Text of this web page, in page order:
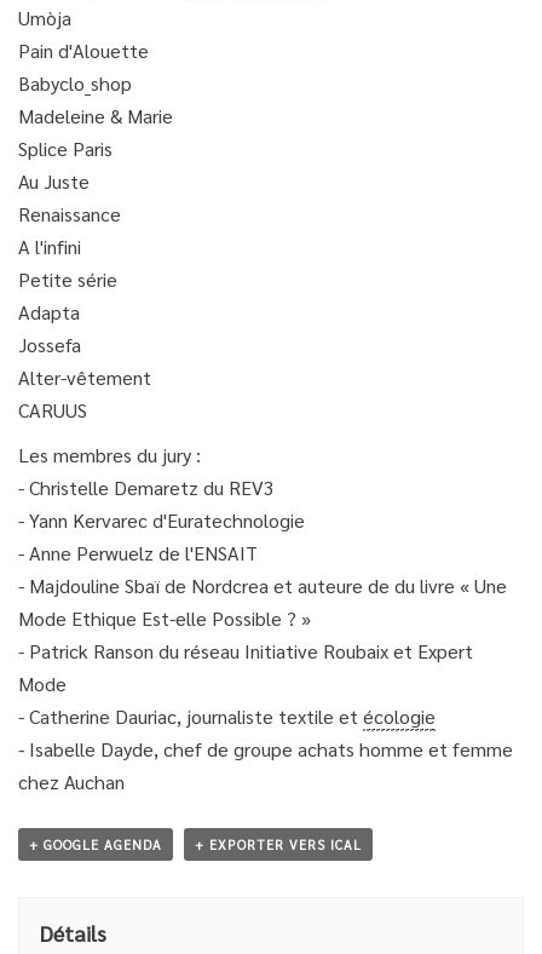
Umòja
Pain d'Alouette
Babyclo_shop
Madeleine & Marie
Splice Paris
Au Juste
Renaissance
A l'infini
Petite série
Adapta
Jossefa
Alter-vêtement
CARUUS
Les membres du jury :
- Christelle Demaretz du REV3
- Yann Kervarec d'Euratechnologie
- Anne Perwuelz de l'ENSAIT
- Majdouline Sbaï de Nordcrea et auteure de du livre « Une
Mode Ethique Est-elle Possible ? »
- Patrick Ranson du réseau Initiative Roubaix et Expert
Mode
- Catherine Dauriac, journaliste textile et écologie
- Isabelle Dayde, chef de groupe achats homme et femme
chez Auchan
+ GOOGLE AGENDA + EXPORTER VERS ICAL
Détails